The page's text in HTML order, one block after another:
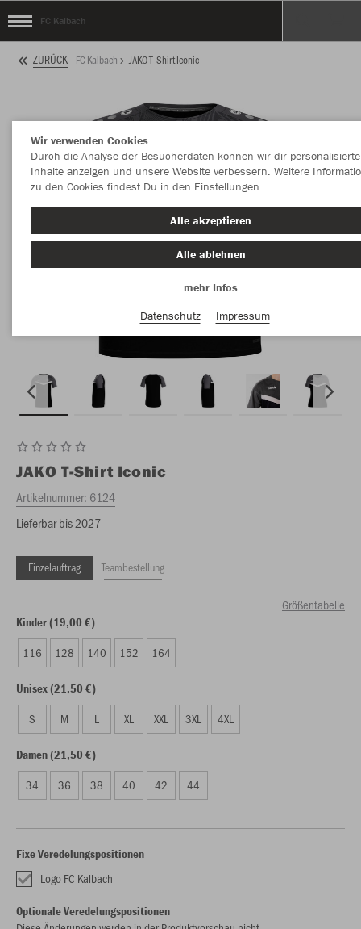
FC Kalbach
ZURÜCK FC Kalbach JAKO T-Shirt Iconic
JAKO T-Shirt Iconic
Artikelnummer: 6124
Lieferbar bis 2027
Einzelauftrag Teambestellung
Größentabelle
Kinder (19,00 €)
116 128 140 152 164
Unisex (21,50 €)
S M L XL XXL 3XL 4XL
Damen (21,50 €)
34 36 38 40 42 44
Fixe Veredelungspositionen
Logo FC Kalbach
Optionale Veredelungspositionen
Wir verwenden Cookies
Durch die Analyse der Besucherdaten können wir dir personalisierte
Inhalte anzeigen und unsere Website verbessern. Weitere
zu den Cookies findest Du in den Einstellungen.
Alle akzeptieren
Alle ablehnen
mehr Infos
Datenschutz
Impressum